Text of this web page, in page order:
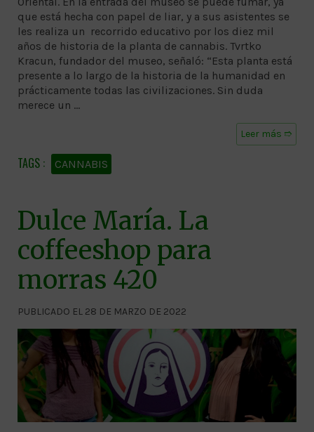
que está hecha con papel de liar, y a sus asistentes se
les realiza un recorrido educativo por los diez mil
años de historia de la planta de cannabis. Tvrtko
Kracun, fundador del museo, señaló: “Esta planta está
presente a lo largo de la historia de la humanidad en
prácticamente todas las civilizaciones. Sin duda
merece un …
Leer más ➱
CANNABIS
Dulce María. La
coffeeshop para
morras 420
PUBLICADO EL 28 DE MARZO DE 2022